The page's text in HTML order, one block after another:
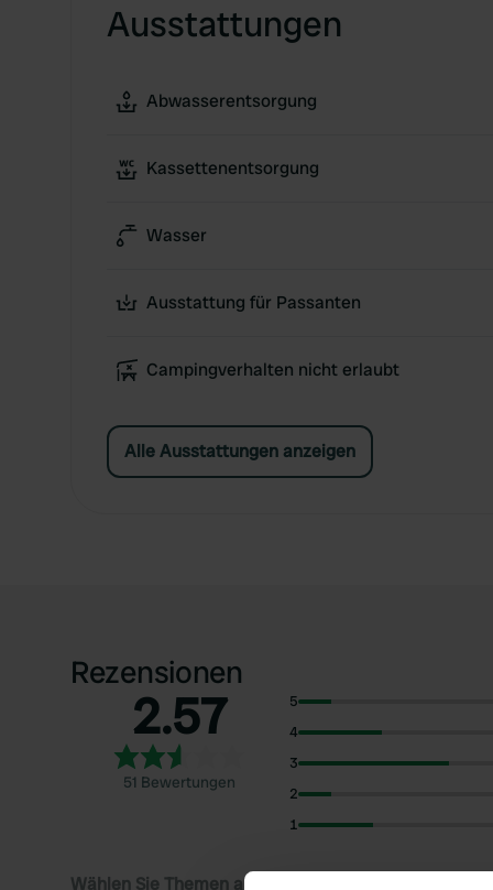
Ausstattungen
Abwasserentsorgung
Kassettenentsorgung
Wasser
Ausstattung für Passanten
Campingverhalten nicht erlaubt
Alle Ausstattungen anzeigen
Rezensionen
2.57
51 Bewertungen
5
4
3
2
1
Wählen Sie Themen aus, um Rezensionen zu lesen: